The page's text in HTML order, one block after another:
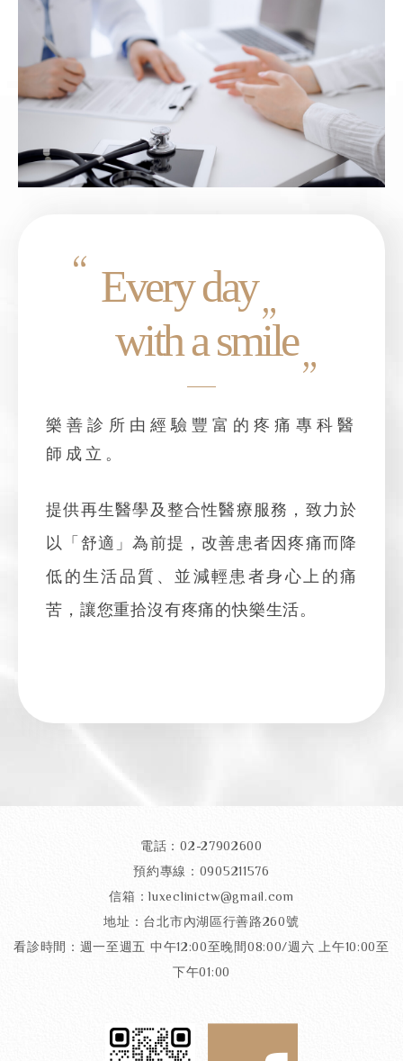
Every day
with a smile
樂善診所由經驗豐富的疼痛專科醫
師成立。
提供再生醫學及整合性醫療服務，致力於
以「舒適」為前提，改善患者因疼痛而降
低的生活品質、並減輕患者身心上的痛
苦，讓您重拾沒有疼痛的快樂生活。
電話：02-27902600
預約專線：0905211576
信箱：luxeclinictw@gmail.com
地址：台北市內湖區行善路260號
看診時間：週一至週五 中午12:00至晚間08:00/週六 上午10:00至
下午01:00